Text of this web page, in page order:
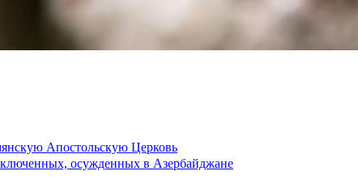
Апостольскую Церковь
осужденных в Азербайджане